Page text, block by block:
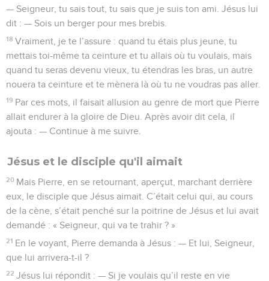
— Seigneur, tu sais tout, tu sais que je suis ton ami. Jésus lui
dit : — Sois un berger pour mes brebis.
18 Vraiment, je te l’assure : quand tu étais plus jeune, tu
mettais toi-même ta ceinture et tu allais où tu voulais, mais
quand tu seras devenu vieux, tu étendras les bras, un autre
nouera ta ceinture et te mènera là où tu ne voudras pas aller.
19 Par ces mots, il faisait allusion au genre de mort que Pierre
allait endurer à la gloire de Dieu. Après avoir dit cela, il
ajouta : — Continue à me suivre.
Jésus et le disciple qu'il aimait
20 Mais Pierre, en se retournant, aperçut, marchant derrière
eux, le disciple que Jésus aimait. C’était celui qui, au cours
de la cène, s’était penché sur la poitrine de Jésus et lui avait
demandé : « Seigneur, qui va te trahir ? »
21 En le voyant, Pierre demanda à Jésus : — Et lui, Seigneur,
que lui arrivera-t-il ?
22 Jésus lui répondit : — Si je voulais qu’il reste en vie